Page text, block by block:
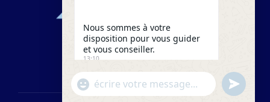
Nous sommes à votre
disposition pour vous guider
et vous conseiller.
13:10
"+chaty_settings.lang.emoji_picker+"
WhatsApp